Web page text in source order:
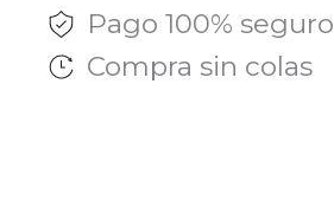
Pago 100% seguro
Compra sin colas